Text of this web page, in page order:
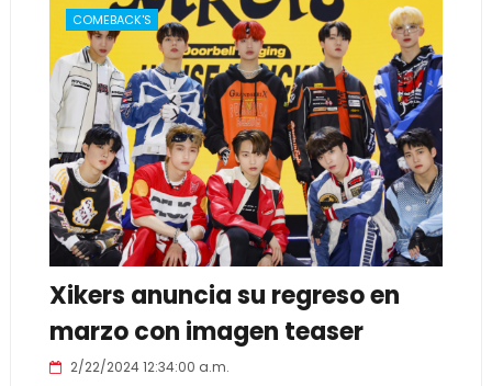
COMEBACK'S
Xikers anuncia su regreso en
marzo con imagen teaser
2/22/2024 12:34:00 a.m.